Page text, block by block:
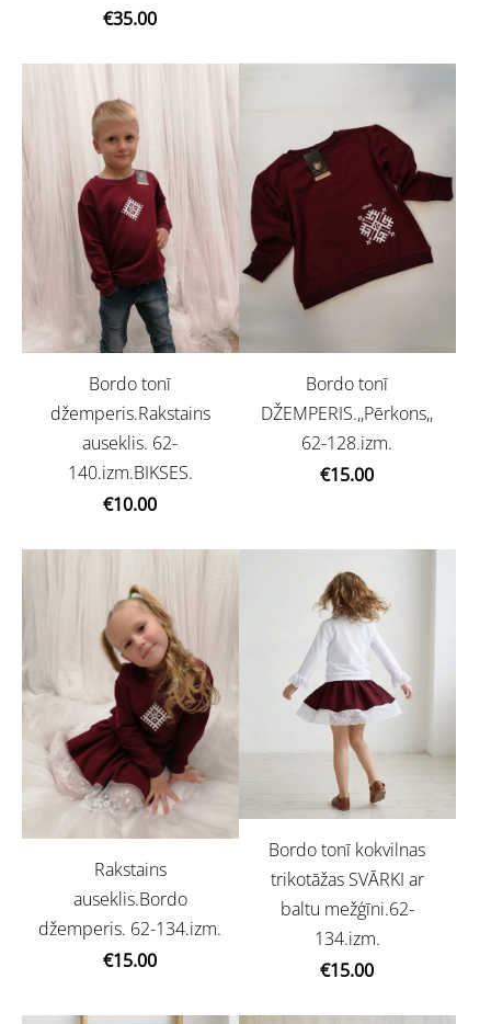
€35.00
Bordo tonī
džemperis.Rakstains
auseklis. 62-
140.izm.BIKSES.
€10.00
Bordo tonī
DŽEMPERIS.,,Pērkons,,
62-128.izm.
€15.00
Rakstains
auseklis.Bordo
džemperis. 62-134.izm.
€15.00
Bordo tonī kokvilnas
trikotāžas SVĀRKI ar
baltu mežģīni.62-
134.izm.
€15.00